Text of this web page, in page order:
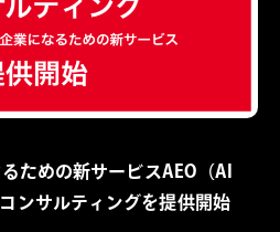
ための新サービスAEO（AI
ンサルティングを提供開始